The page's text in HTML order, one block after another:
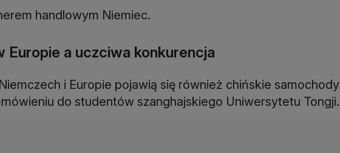
handlowym Niemiec.
Europie a uczciwa konkurencja
i Europie pojawią się również chińskie samochody
do studentów szanghajskiego Uniwersytetu Tongji.